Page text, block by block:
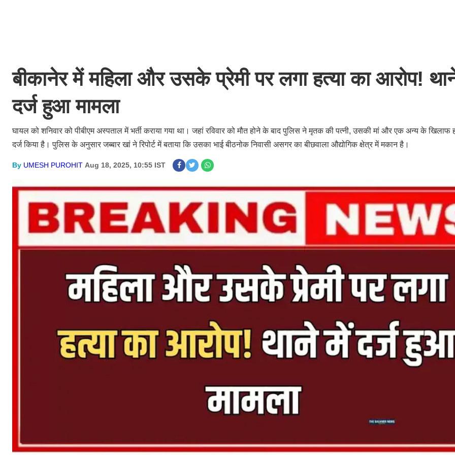
बीकानेर में महिला और उसके प्रेमी पर लगा हत्या का आरोप!
दर्ज हुआ मामला
घायल को शनिवार को पीबीएम अस्पताल में भर्ती कराया गया था। जहां रविवार को मौत होने के बाद पुलिस ने मृतक की पत्नी, उसकी मां और एक अन्य के खिलाफ
दर्ज किया है। पुलिस के अनुसार जब्बार खां ने रिपोर्ट में बताया कि उसका भाई बीठनोक निवासी असगर का बीछवाला औद्योगिक क्षेत्र में मकान है।
By UMESH PUROHIT Aug 18, 2025, 10:55 IST